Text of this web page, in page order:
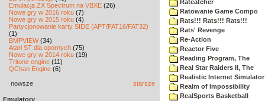
Emulacja ZX Spectrum na VBXE (26)
Nowe gry w 2016 roku (7)
Nowe gry w 2015 roku (4)
Partycjonowanie karty SIDE (APT/FAT16/FAT32)
(1)
BMPVIEW(34)
Atari ST dla opornych (75)
Nowe gry w 2014 roku (19)
Tritone engine (11)
QChan Engine (6)
nowsze starsze
Emulatory
Ratcatcher
Ratowanie Game Compo
Rats!!! Rats!!! Rats!!!
Rats' Revenge
Re-Action
Reactor Five
Reading Program, The
Real Star Raiders II, The
Realistic Internet Simulator
Realm of Impossibility
RealSports Basketball